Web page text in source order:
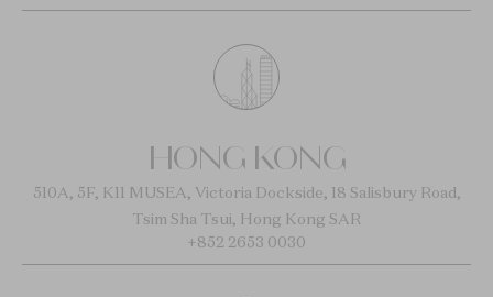
HONG KONG
510A, 5F, K11 MUSEA, Victoria Dockside, 18 Salisbury Road,
Tsim Sha Tsui, Hong Kong SAR
+852 2653 0030